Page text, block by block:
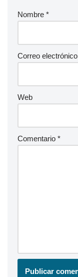
Nombre *
Correo electrónico
Web
Comentario *